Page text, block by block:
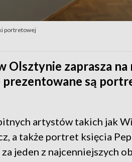
portretowej
Olsztynie zaprasza
są
artystów takich jak
a także portret księcia
jeden z najcenniejszych